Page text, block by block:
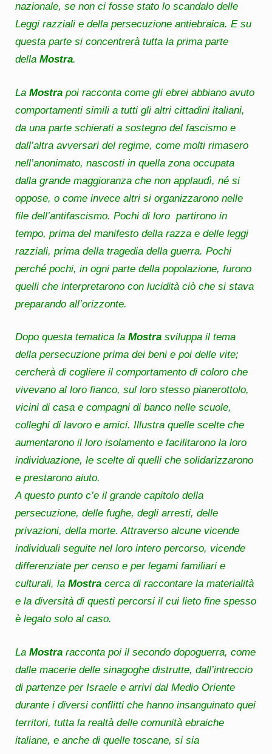
nazionale, se non ci fosse stato lo scandalo delle
Leggi razziali e della persecuzione antiebraica. E su
questa parte si concentrerà tutta la prima parte
della Mostra.
La Mostrapoi racconta come gli ebrei abbiano avuto
comportamenti simili a tutti gli altri cittadini italiani,
da una parte schierati a sostegno del fascismo e
dall’altra avversari del regime, come molti rimasero
nell’anonimato, nascosti in quella zona occupata
dalla grande maggioranza che non applaudì, né si
oppose, o come invece altri si organizzarono nelle
file dell’antifascismo. Pochi di loro partirono in
tempo, prima del manifesto della razza e delle leggi
razziali, prima della tragedia della guerra. Pochi
perché pochi, in ogni parte della popolazione, furono
quelli che interpretarono con lucidità ciò che si stava
preparando all’orizzonte.
Dopo questa tematica la Mostrasviluppa il tema
della persecuzione prima dei beni e poi delle vite;
cercherà di cogliere il comportamento di coloro che
vivevano al loro fianco, sul loro stesso pianerottolo,
vicini di casa e compagni di banco nelle scuole,
colleghi di lavoro e amici. Illustra quelle scelte che
aumentarono il loro isolamento e facilitarono la loro
individuazione, le scelte di quelli che solidarizzarono
e prestarono aiuto.
A questo punto c’e il grande capitolo della
persecuzione, delle fughe, degli arresti, delle
privazioni, della morte. Attraverso alcune vicende
individuali seguite nel loro intero percorso, vicende
differenziate per censo e per legami familiari e
culturali, la Mostracerca di raccontare la materialità
e la diversità di questi percorsi il cui lieto fine spesso
è legato solo al caso.
La Mostraracconta poi il secondo dopoguerra, come
dalle macerie delle sinagoghe distrutte, dall’intreccio
di partenze per Israele e arrivi dal Medio Oriente
durante i diversi conflitti che hanno insanguinato quei
territori, tutta la realtà delle comunità ebraiche
italiane, e anche di quelle toscane, si sia